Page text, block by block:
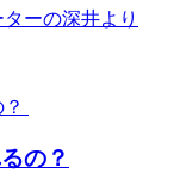
ーの深井より
の？